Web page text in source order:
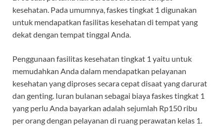
kesehatan. Pada umumnya, faskes tingkat 1 digunakan
untuk mendapatkan fasilitas kesehatan di tempat yang
dekat dengan tempat tinggal Anda.
Penggunaan fasilitas kesehatan tingkat 1 yaitu untuk
memudahkan Anda dalam mendapatkan pelayanan
kesehatan yang diproses secara cepat disaat yang darurat
dan genting. Iuran bulanan sebagai biaya faskes tingkat 1
yang perlu Anda bayarkan adalah sejumlah Rp150 ribu
per orang dengan pelayanan di ruang perawatan kelas 1.